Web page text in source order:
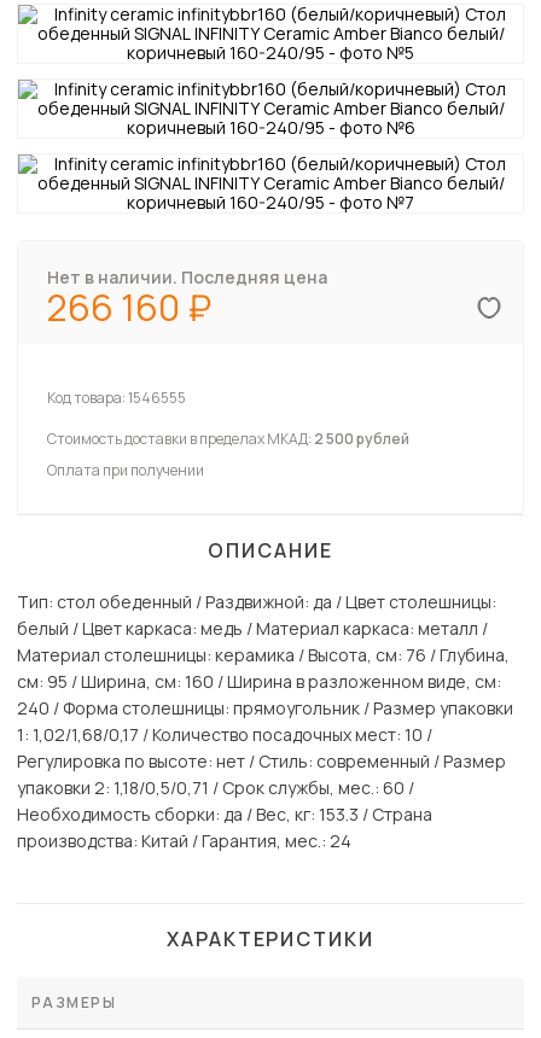
Нет в наличии. Последняя цена
266 160
Код товара:1546555
Стоимость доставки в пределах МКАД: 2 500 рублей
Оплата при получении
ОПИСАНИЕ
Тип: стол обеденный / Раздвижной: да / Цвет столешницы:
белый / Цвет каркаса: медь / Материал каркаса: металл /
Материал столешницы: керамика / Высота, см: 76 / Глубина,
см: 95 / Ширина, см: 160 / Ширина в разложенном виде, см:
240 / Форма столешницы: прямоугольник / Размер упаковки
1: 1,02/1,68/0,17 / Количество посадочных мест: 10 /
Регулировка по высоте: нет / Стиль: современный / Размер
упаковки 2: 1,18/0,5/0,71 / Срок службы, мес.: 60 /
Необходимость сборки: да / Вес, кг: 153.3 / Страна
производства: Китай / Гарантия, мес.: 24
ХАРАКТЕРИСТИКИ
РАЗМЕРЫ